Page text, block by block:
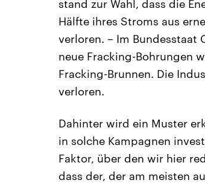
stand zur Wahl, dass die
Hälfte ihres Stroms aus
verloren. – Im Bundesstaat
neue Fracking-Bohrungen
Fracking-Brunnen. Die
verloren.
Dahinter wird ein Muster
in solche Kampagnen
Faktor, über den wir hier
dass der, der am meisten